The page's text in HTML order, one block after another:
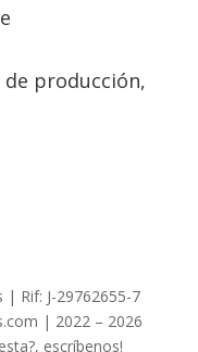
producción,
Rif: J-29762655-7
| 2022 – 2026
escríbenos!